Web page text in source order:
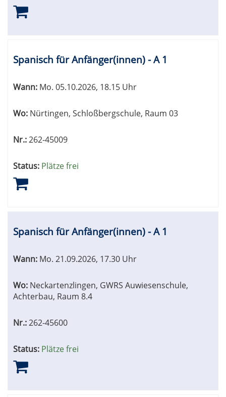
Spanisch für Anfänger(innen) - A 1
Wann: Mo. 05.10.2026, 18.15 Uhr
Wo: Nürtingen, Schloßbergschule, Raum 03
Nr.:262-45009
Status: Plätze frei
Spanisch für Anfänger(innen) - A 1
Wann: Mo. 21.09.2026, 17.30 Uhr
Wo: Neckartenzlingen, GWRS Auwiesenschule,
Achterbau, Raum 8.4
Nr.:262-45600
Status: Plätze frei